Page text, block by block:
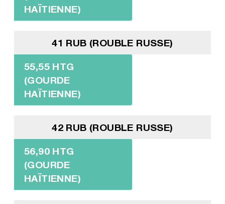
HAÏTIENNE)
41 RUB (ROUBLE RUSSE)
55,55 HTG
(GOURDE
HAÏTIENNE)
42 RUB (ROUBLE RUSSE)
56,90 HTG
(GOURDE
HAÏTIENNE)